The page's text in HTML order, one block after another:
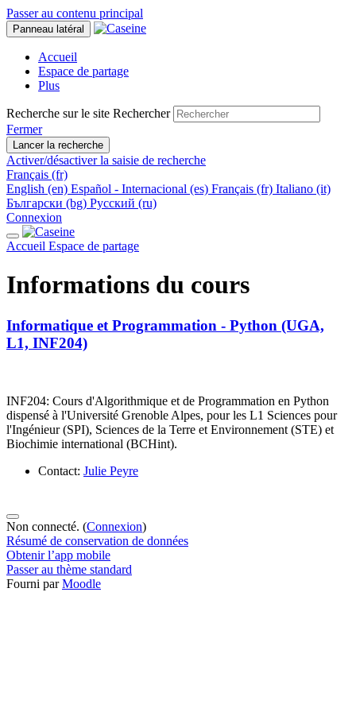
Passer au contenu principal
Panneau latéral
Accueil
Espace de partage
Plus
Recherche sur le site Rechercher
Fermer
Lancer la recherche
Activer/désactiver la saisie de recherche
Français ‎(fr)‎
English ‎(en)‎ Español - Internacional ‎(es)‎ Français ‎(fr)‎ Italiano ‎(it)‎
Български ‎(bg)‎ Русский ‎(ru)‎
Connexion
Accueil Espace de partage
Informations du cours
Informatique et Programmation - Python (UGA,
L1, INF204)
INF204: Cours d'Algorithmique et de Programmation en Python
dispensé à l'Université Grenoble Alpes, pour les L1 Sciences pour
l'Ingénieur (SPI), Sciences de la Terre et Environnement (STE) et
Biochimie international (BCHint).
Contact: Julie Peyre
Non connecté. (Connexion)
Résumé de conservation de données
Obtenir l’app mobile
Passer au thème standard
Fourni parMoodle